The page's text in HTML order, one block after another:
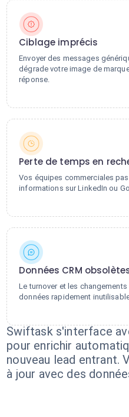
Ciblage imprécis
Envoyer des messages
dégrade votre image de
réponse.
Perte de temps en
Vos équipes commerciales
informations sur LinkedIn ou
Données CRM
Le turnover et les
données rapidement
Swiftask s'interface
pour enrichir
nouveau lead entrant.
à jour avec des